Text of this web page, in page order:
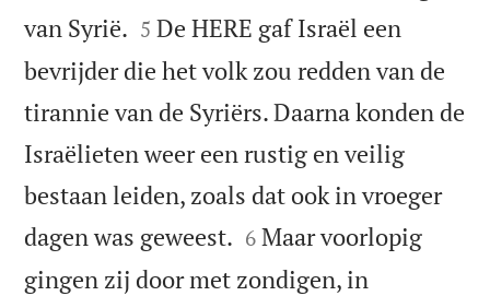
van Syrië. 

5 De HERE gaf Israël een
bevrijder die het volk zou redden van de
tirannie van de Syriërs. Daarna konden de
Israëlieten weer een rustig en veilig
bestaan leiden, zoals dat ook in vroeger
dagen was geweest. 

6 Maar voorlopig
gingen zij door met zondigen, in